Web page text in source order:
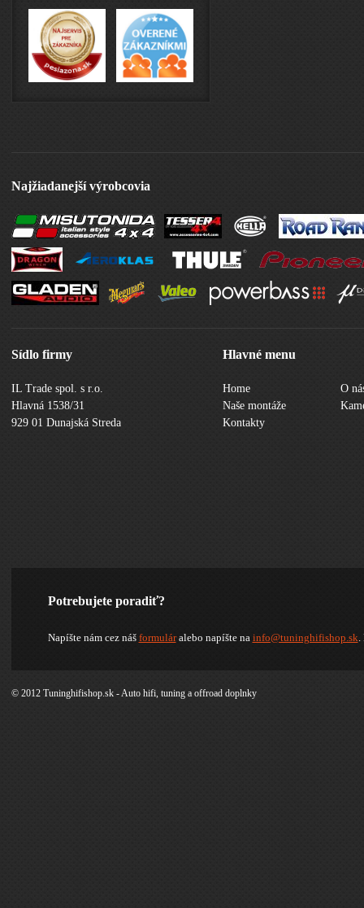
Najžiadanejší výrobcovia
Sídlo firmy
IL Trade spol. s r.o.
Hlavná 1538/31
929 01 Dunajská Streda
Hlavné menu
Home
O
Naše montáže
Kontakty
Potrebujete poradiť?
Napíšte nám cez náš formuláralebo napíšte na info@tuninghifishop.sk.
© 2012 Tuninghifishop.sk - Auto hifi, tuning a offroad doplnky